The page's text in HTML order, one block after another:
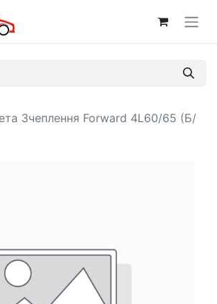
Зчеплення Forward 4L60/65 (Б/